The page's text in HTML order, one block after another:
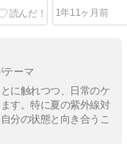
1年11ヶ月前
テーマ
に触れつつ、日常のケ
す。特に夏の紫外線対
分の状態と向き合うこ